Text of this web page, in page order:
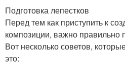
Подготовка лепестков
Перед тем как приступить к
композиции, важно правильно
Вот несколько советов,
это: